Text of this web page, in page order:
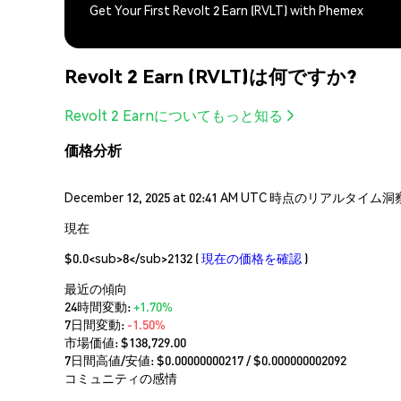
Get Your First Revolt 2 Earn (RVLT) with Phemex
Revolt 2 Earn (RVLT)は何ですか?
Revolt 2 Earnについてもっと知る
価格分析
December 12, 2025 at 02:41 AM UTC 時点のリアルタイム
現在
$0.0<sub>8</sub>2132 (現在の価格を確認 )
最近の傾向
24時間変動:+1.70%
7日間変動: -1.50%
市場価値:$138,729.00
7日間高値/安値: $0.00000000217 / $0.000000002092
コミュニティの感情